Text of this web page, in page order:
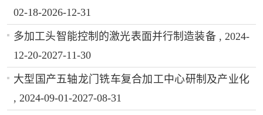
02-18-2026-12-31
多加工头智能控制的激光表面并行制造装备 , 2024-
12-20-2027-11-30
大型国产五轴龙门铣车复合加工中心研制及产业化
, 2024-09-01-2027-08-31